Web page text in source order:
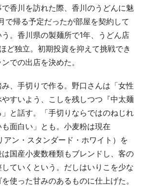
香川を訪れた際、香川のうどんに魅
で帰る予定だったが部屋を契約して
。香川県の製麺所で1年、うどん店
ど独立。初期投資を抑えて挑戦でき
での出店を決めた。
、手切りで作る。野口さんは「女性
すいよう、こしを残しつつ『中太麺
と話す。「手切りならではのねじれ
面白い」とも。小麦粉は現在
アン・スタンダード・ホワイト）を
国産小麦数種類もブレンドし、客の
ていくという。だしはいりこを少な
使った甘みのあるものに仕上げた。